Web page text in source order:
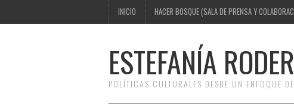
INICIO HACER BOSQUE (SALA DE PRENSA Y
ESTEFANÍA
POLÍTICAS CULTURALES DESDE UN ENFOQUE